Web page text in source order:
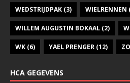
WEDSTRIJDPAK (3) WIELRENNEN
WILLEM AUGUSTIN BOKAAL (2)
WK (6) YAEL PRENGER (12)
HCA GEGEVENS